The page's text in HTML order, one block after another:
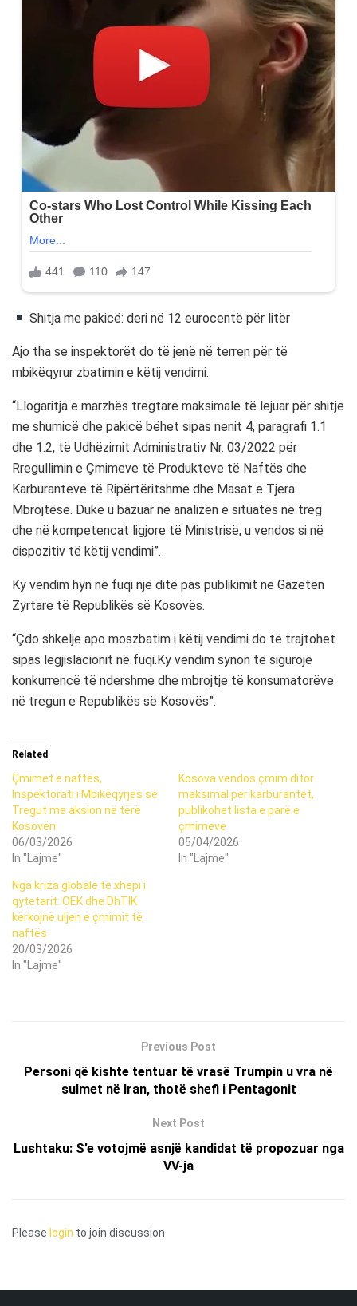
Shitja me pakicë: deri në 12 eurocentë për litër
Ajo tha se inspektorët do të jenë në terren për të
mbikëqyrur zbatimin e këtij vendimi.
“Llogaritja e marzhës tregtare maksimale të lejuar për shitje
me shumicë dhe pakicë bëhet sipas nenit 4, paragrafi 1.1
dhe 1.2, të Udhëzimit Administrativ Nr. 03/2022 për
Rregullimin e Çmimeve të Produkteve të Naftës dhe
Karburanteve të Ripërtëritshme dhe Masat e Tjera
Mbrojtëse. Duke u bazuar në analizën e situatës në treg
dhe në kompetencat ligjore të Ministrisë, u vendos si në
dispozitiv të këtij vendimi”.
Ky vendim hyn në fuqi një ditë pas publikimit në Gazetën
Zyrtare të Republikës së Kosovës.
“Çdo shkelje apo moszbatim i këtij vendimi do të trajtohet
sipas legjislacionit në fuqi.Ky vendim synon të sigurojë
konkurrencë të ndershme dhe mbrojtje të konsumatorëve
në tregun e Republikës së Kosovës”.
Related
Çmimet e naftës,
Inspektorati i Mbikëqyrjes së
Tregut me aksion në tërë
Kosovën
06/03/2026
In "Lajme"
Kosova vendos çmim ditor
maksimal për karburantet,
publikohet lista e parë e
çmimeve
05/04/2026
In "Lajme"
Nga kriza globale te xhepi i
qytetarit: OEK dhe DhTIK
kërkojnë uljen e çmimit të
naftës
20/03/2026
In "Lajme"
Previous Post
Personi që kishte tentuar të vrasë Trumpin u vra në
sulmet në Iran, thotë shefi i Pentagonit
Next Post
Lushtaku: S’e votojmë asnjë kandidat të propozuar nga
VV-ja
Please login to join discussion